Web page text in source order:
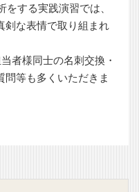
する実践演習では、
剣な表情で取り組まれ
者様同士の名刺交換・
問等も多くいただきま